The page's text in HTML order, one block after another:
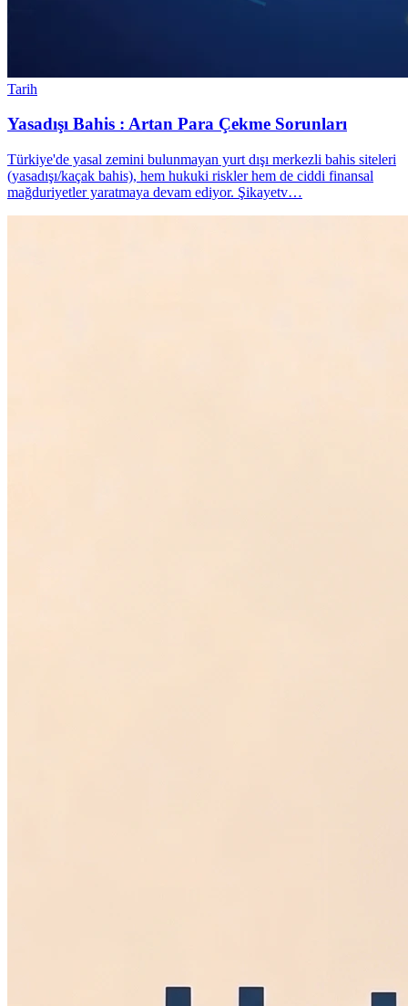
Tarih
Yasadışı Bahis : Artan Para Çekme Sorunları
Türkiye'de yasal zemini bulunmayan yurt dışı merkezli bahis siteleri
(yasadışı/kaçak bahis), hem hukuki riskler hem de ciddi finansal
mağduriyetler yaratmaya devam ediyor. Şikayetv…